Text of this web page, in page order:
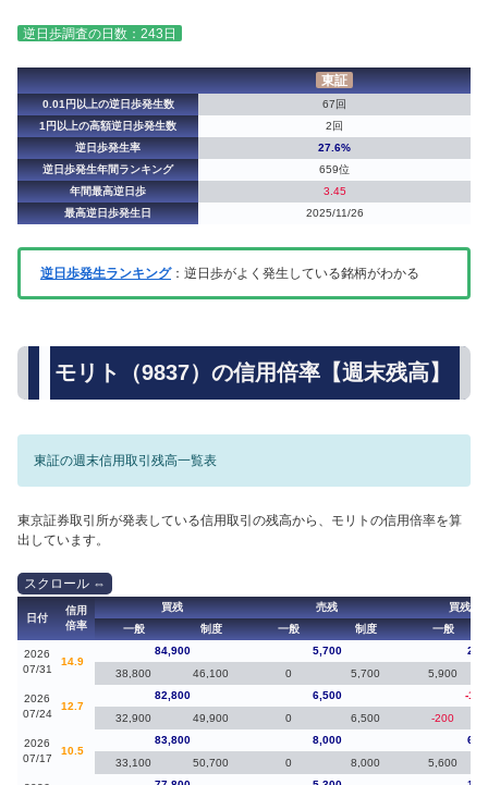
逆日歩調査の日数：243日
東証
0.01円以上の逆日歩発生数
67回
1円以上の高額逆日歩発生数
2回
逆日歩発生率
27.6%
逆日歩発生年間ランキング
659位
年間最高逆日歩
3.45
最高逆日歩発生日
2025/11/26
逆日歩発生ランキング：逆日歩がよく発生している銘柄がわかる
モリト（9837）の信用倍率【週末残高】
東証の週末信用取引残高一覧表
東京証券取引所が発表している信用取引の残高から、モリトの信用倍率を算
出しています。
日付
信用
倍率
買残 売残
買残（
一般
制度 一般 制度 一般
2026
07/31
14.9
84,900 5,700
38,800
46,100 0 5,700 5,900
2026
07/24
12.7
82,800 6,500
-
32,900
49,900 0 6,500 -200
2026
07/17
10.5
83,800 8,000
33,100
50,700 0 8,000 5,600